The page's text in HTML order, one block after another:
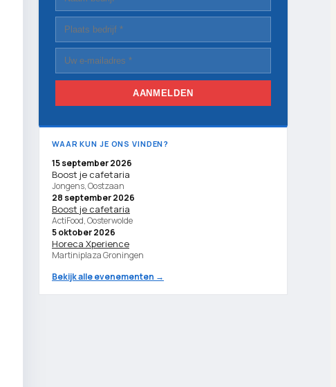
AANMELDEN
WAAR KUN JE ONS VINDEN?
15 september 2026
Boost je cafetaria
Jongens, Oostzaan
28 september 2026
Boost je cafetaria
ActiFood, Oosterwolde
5 oktober 2026
Horeca Xperience
Martiniplaza Groningen
Bekijk alle evenementen →